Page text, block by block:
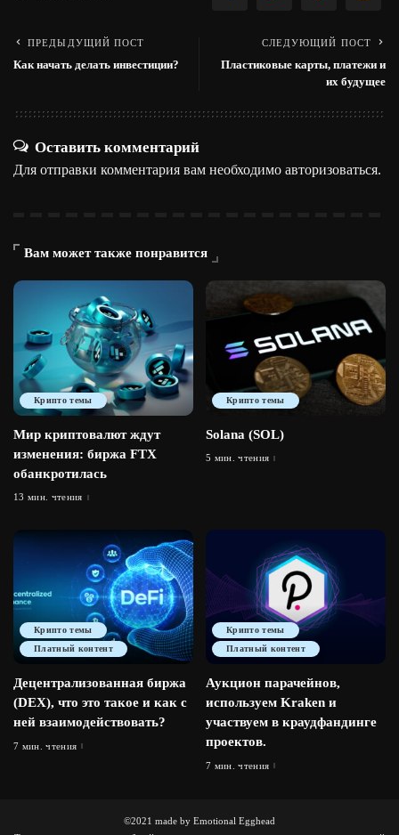
ПРЕДЫДУЩИЙ ПОСТ
Как начать делать инвестиции?
СЛЕДУЮЩИЙ ПОСТ
Пластиковые карты, платежи и
их будущее
Оставить комментарий
Для отправки комментария вам необходимо авторизоваться.
Вам может также понравится
Крипто темы
Мир криптовалют ждут
изменения: биржа FTX
обанкротилась
13 мин. чтения
Крипто темы
Solana (SOL)
5 мин. чтения
Крипто темы
Платный контент
Децентрализованная биржа
(DEX), что это такое и как с
ней взаимодействовать?
7 мин. чтения
Крипто темы
Платный контент
Аукцион парачейнов,
используем Kraken и
участвуем в краудфандинге
проектов.
7 мин. чтения
©2021 made by Emotional Egghead